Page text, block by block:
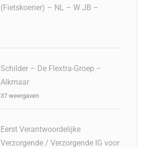
(Fietskoerier) – NL – W JB –
Schilder – De Flextra-Groep –
Alkmaar
37 weergaven
Eerst Verantwoordelijke
Verzorgende / Verzorgende IG voor